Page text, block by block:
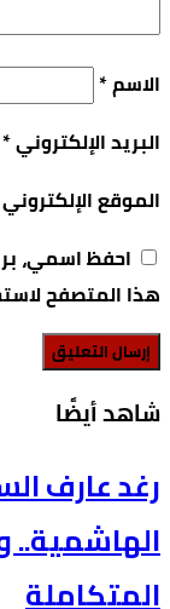
الاسم*
البريد الإلكتروني*
الموقع الإلكتروني
احفظ اسمي،
هذا المتصفح
‫شاهد أيضًا‬
رغد عارف
الهاشمية..
المتكاملة